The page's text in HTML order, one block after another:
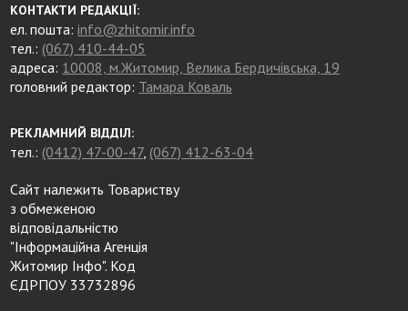
КОНТАКТИ РЕДАКЦІЇ:
ел. пошта:info@zhitomir.info
тел.: (067) 410-44-05
адреса: 10008, м.Житомир, Велика Бердичівська, 19
головний редактор: Тамара Коваль
РЕКЛАМНИЙ ВІДДІЛ:
тел.: (0412) 47-00-47, (067) 412-63-04
Сайт належить Товариству
з обмеженою
відповідальністю
"Інформаційна Агенція
Житомир Інфо". Код
ЄДРПОУ 33732896